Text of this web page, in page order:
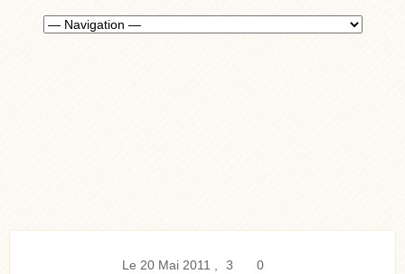
Le 20 Mai 2011 3 0